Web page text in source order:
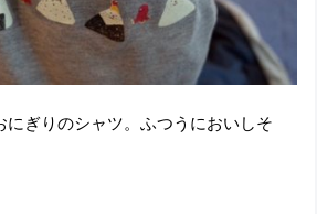
にぎりのシャツ。ふつうにおいしそ